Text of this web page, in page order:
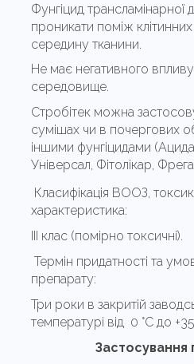
Фунгіцид трансламінарної
проникати поміж
середину тканини.
Не має негативного
середовище.
Стробітек можна
сумішах чи в почергових
іншими фунгіцидами
Універсал, Фітолікар,
Класифікація ВООЗ,
характеристика:
ІІІ клас (помірно токсичні).
Термін придатності та
препарату:
Три роки в закритій
температурі від 0 °С до +35
Застосування